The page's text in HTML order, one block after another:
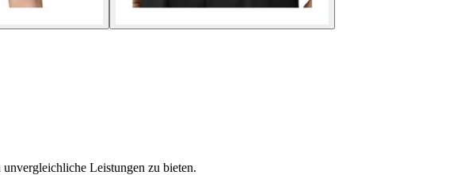
Leistungen zu bieten.